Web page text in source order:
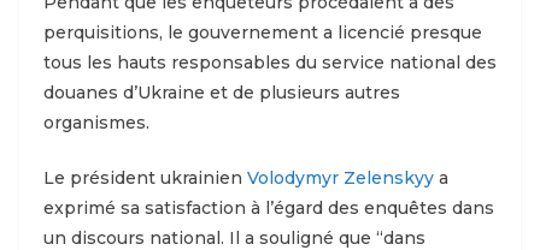
perquisitions, le gouvernement a licencié presque
tous les hauts responsables du service national des
douanes d’Ukraine et de plusieurs autres
organismes.
Le président ukrainien Volodymyr Zelenskyy a
exprimé sa satisfaction à l’égard des enquêtes dans
un discours national. Il a souligné que “dans